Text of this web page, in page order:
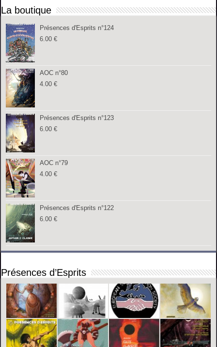
La boutique
Présences d'Esprits n°124
6.00€
AOC n°80
4.00€
Présences d'Esprits n°123
6.00€
AOC n°79
4.00€
Présences d'Esprits n°122
6.00€
Présences d’Esprits